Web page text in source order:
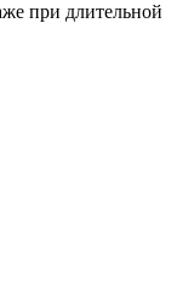
при длительной